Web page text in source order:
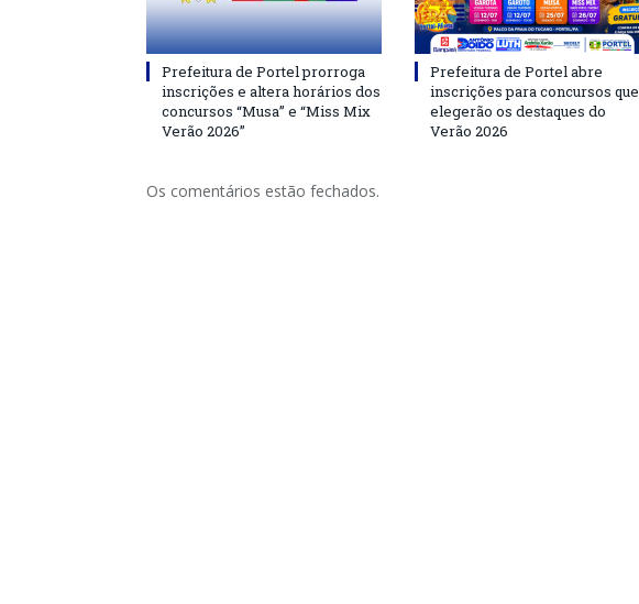
Prefeitura de Portel prorroga
inscrições e altera horários dos
concursos “Musa” e “Miss Mix
Verão 2026”
Prefeitura de Portel abre
inscrições para concursos que
elegerão os destaques do
Verão 2026
Os comentários estão fechados.